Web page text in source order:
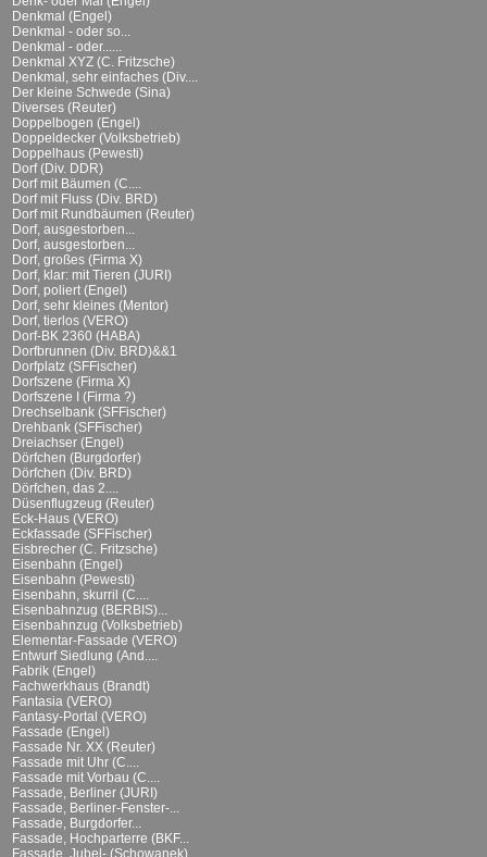
Denkmal (Engel)
Denkmal - oder so...
Denkmal - oder......
Denkmal XYZ (C. Fritzsche)
Denkmal, sehr einfaches (Div....
Der kleine Schwede (Sina)
Diverses (Reuter)
Doppelbogen (Engel)
Doppeldecker (Volksbetrieb)
Doppelhaus (Pewesti)
Dorf (Div. DDR)
Dorf mit Bäumen (C....
Dorf mit Fluss (Div. BRD)
Dorf mit Rundbäumen (Reuter)
Dorf, ausgestorben...
Dorf, ausgestorben...
Dorf, großes (Firma X)
Dorf, klar: mit Tieren (JURI)
Dorf, poliert (Engel)
Dorf, sehr kleines (Mentor)
Dorf, tierlos (VERO)
Dorf-BK 2360 (HABA)
Dorfbrunnen (Div. BRD)&&1
Dorfplatz (SFFischer)
Dorfszene (Firma X)
Dorfszene I (Firma ?)
Drechselbank (SFFischer)
Drehbank (SFFischer)
Dreiachser (Engel)
Dörfchen (Burgdorfer)
Dörfchen (Div. BRD)
Dörfchen, das 2....
Düsenflugzeug (Reuter)
Eck-Haus (VERO)
Eckfassade (SFFischer)
Eisbrecher (C. Fritzsche)
Eisenbahn (Engel)
Eisenbahn (Pewesti)
Eisenbahn, skurril (C....
Eisenbahnzug (BERBIS)...
Eisenbahnzug (Volksbetrieb)
Elementar-Fassade (VERO)
Entwurf Siedlung (And....
Fabrik (Engel)
Fachwerkhaus (Brandt)
Fantasia (VERO)
Fantasy-Portal (VERO)
Fassade (Engel)
Fassade Nr. XX (Reuter)
Fassade mit Uhr (C....
Fassade mit Vorbau (C....
Fassade, Berliner (JURI)
Fassade, Berliner-Fenster-...
Fassade, Burgdorfer...
Fassade, Hochparterre (BKF...
Fassade, Jubel- (Schowanek)